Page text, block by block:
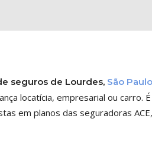
seguros de Lourdes, São Paulo
locatícia, empresarial ou carro.
em planos das seguradoras